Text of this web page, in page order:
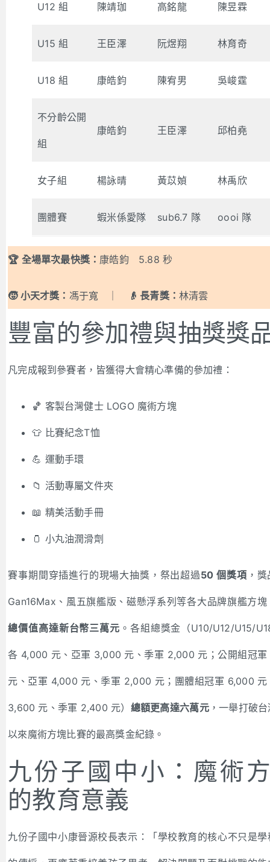
U12 組 陳靖珈 高銘龍 陳昱霖
U15 組 王臣澤 阮煜翔 林育奇
U18 組 康皓鈞 陳宥男 吳峻霆
不分齡公開
組
康皓鈞 王臣澤 邱柏堯
女子組 楊詠晴 黃苡媜 林禹欣
團體賽 蝦米係愛隊 sub6.7 隊 oooi 隊
🏆 全場單次最快獎： 康皓鈞 5.88 秒
🧒 小天才獎： 馮于寬 ｜ 👴 長青獎： 林清雲
豐富的參加禮與抽獎獎
凡完成報到參賽者，皆獲得大會精心準備的參加禮：
🏀 客製台灣健士 LOGO 魔術方塊
👕 比賽紀念T恤
💪 運動手環
📁 活動專屬文件夾
📖 精美活動手冊
🫙 小丸油潤滑劑
賽事期間穿插進行的現場大抽獎，祭出超過50 個獎項 ，
Gan16Max、風五旗艦版、磁懸浮系列等各大品牌旗艦方塊
總價值高達新台幣三萬元 。各組總獎金（U10/U12/U15/
各 4,000 元、亞軍 3,000 元、季軍 2,000 元；公開組冠
元、亞軍 4,000 元、季軍 2,000 元；團體組冠軍 6,000 元
3,600 元、季軍 2,400 元） 總額更高達六萬元，一舉打破
以來魔術方塊比賽的最高獎金紀錄。
九份子國中小：魔術
的教育意義
九份子國中小康晉源校長表示：「學校教育的核心不只是學